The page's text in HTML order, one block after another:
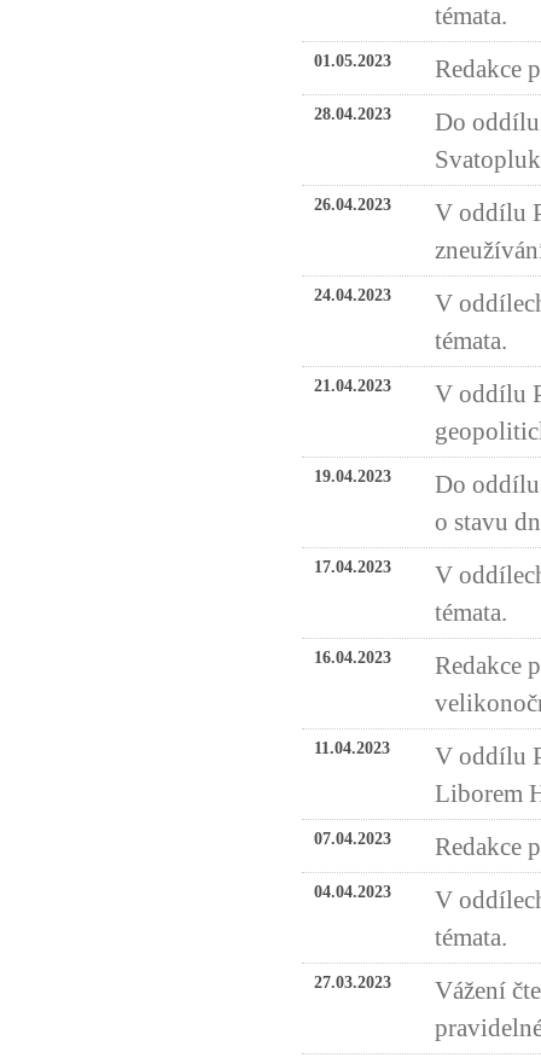
témata.
01.05.2023 Redakce
28.04.2023
Do
26.04.2023
V oddílu
24.04.2023
V
témata.
21.04.2023
V oddílu
19.04.2023
Do
o stavu
17.04.2023
V
témata.
16.04.2023
Redakce
11.04.2023
V oddílu
Liborem
07.04.2023 Redakce
04.04.2023
V
témata.
27.03.2023
Vážení